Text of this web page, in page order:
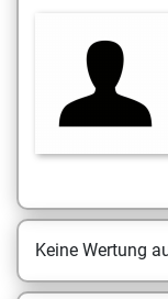
Keine Wertung